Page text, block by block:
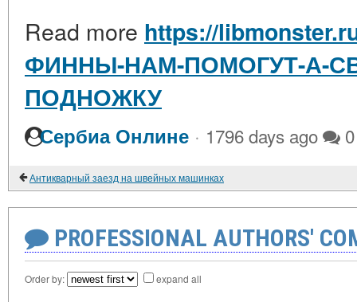
Read more https://
ФИННЫ-НАМ-ПОМОГУТ-А-
ПОДНОЖКУ
Сербиа Онлине · 1796 days ago 0
Антикварный заезд на швейных машинках
PROFESSIONAL AUTHORS'
Order by: expand all